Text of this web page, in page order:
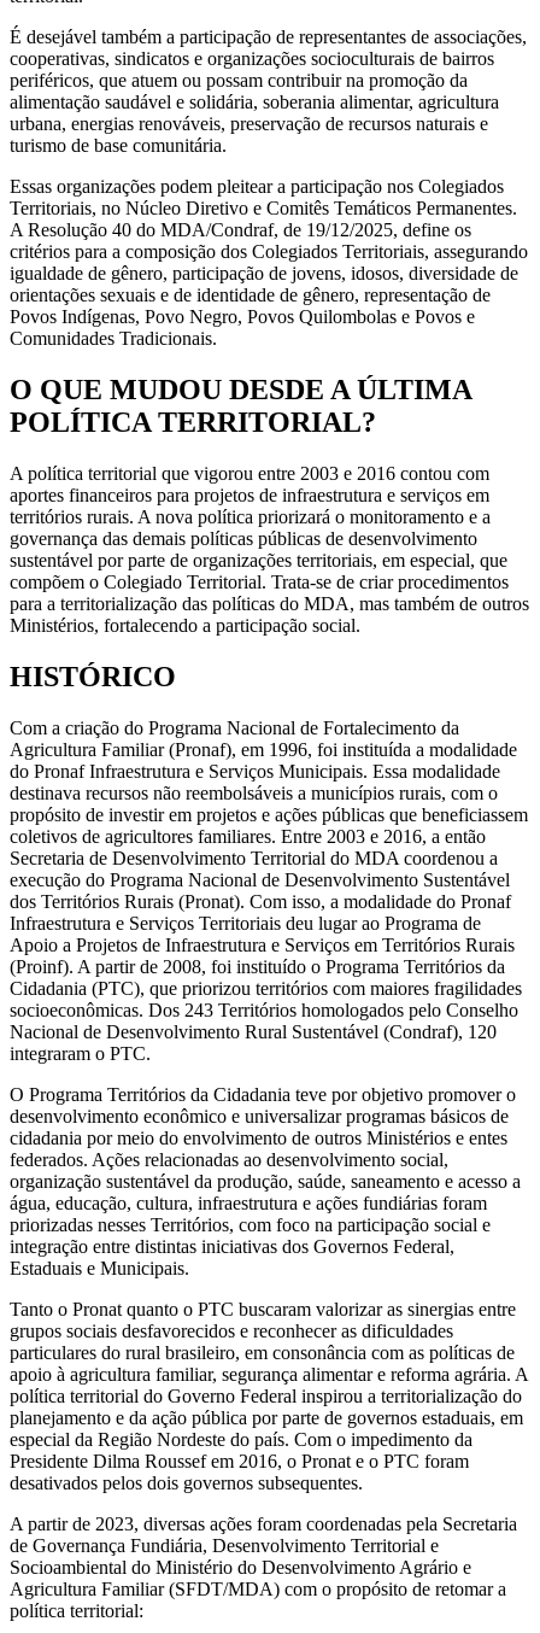
É desejável também a participação de representantes de associações,
cooperativas, sindicatos e organizações socioculturais de bairros
periféricos, que atuem ou possam contribuir na promoção da
alimentação saudável e solidária, soberania alimentar, agricultura
urbana, energias renováveis, preservação de recursos naturais e
turismo de base comunitária.
Essas organizações podem pleitear a participação nos Colegiados
Territoriais, no Núcleo Diretivo e Comitês Temáticos Permanentes.
A Resolução 40 do MDA/Condraf, de 19/12/2025, define os
critérios para a composição dos Colegiados Territoriais, assegurando
igualdade de gênero, participação de jovens, idosos, diversidade de
orientações sexuais e de identidade de gênero, representação de
Povos Indígenas, Povo Negro, Povos Quilombolas e Povos e
Comunidades Tradicionais.
O QUE MUDOU DESDE A ÚLTIMA
POLÍTICA TERRITORIAL?
A política territorial que vigorou entre 2003 e 2016 contou com
aportes financeiros para projetos de infraestrutura e serviços em
territórios rurais. A nova política priorizará o monitoramento e a
governança das demais políticas públicas de desenvolvimento
sustentável por parte de organizações territoriais, em especial, que
compõem o Colegiado Territorial. Trata-se de criar procedimentos
para a territorialização das políticas do MDA, mas também de outros
Ministérios, fortalecendo a participação social.
HISTÓRICO
Com a criação do Programa Nacional de Fortalecimento da
Agricultura Familiar (Pronaf), em 1996, foi instituída a modalidade
do Pronaf Infraestrutura e Serviços Municipais. Essa modalidade
destinava recursos não reembolsáveis a municípios rurais, com o
propósito de investir em projetos e ações públicas que beneficiassem
coletivos de agricultores familiares. Entre 2003 e 2016, a então
Secretaria de Desenvolvimento Territorial do MDA coordenou a
execução do Programa Nacional de Desenvolvimento Sustentável
dos Territórios Rurais (Pronat). Com isso, a modalidade do Pronaf
Infraestrutura e Serviços Territoriais deu lugar ao Programa de
Apoio a Projetos de Infraestrutura e Serviços em Territórios Rurais
(Proinf). A partir de 2008, foi instituído o Programa Territórios da
Cidadania (PTC), que priorizou territórios com maiores fragilidades
socioeconômicas. Dos 243 Territórios homologados pelo Conselho
Nacional de Desenvolvimento Rural Sustentável (Condraf), 120
integraram o PTC.
O Programa Territórios da Cidadania teve por objetivo promover o
desenvolvimento econômico e universalizar programas básicos de
cidadania por meio do envolvimento de outros Ministérios e entes
federados. Ações relacionadas ao desenvolvimento social,
organização sustentável da produção, saúde, saneamento e acesso a
água, educação, cultura, infraestrutura e ações fundiárias foram
priorizadas nesses Territórios, com foco na participação social e
integração entre distintas iniciativas dos Governos Federal,
Estaduais e Municipais.
Tanto o Pronat quanto o PTC buscaram valorizar as sinergias entre
grupos sociais desfavorecidos e reconhecer as dificuldades
particulares do rural brasileiro, em consonância com as políticas de
apoio à agricultura familiar, segurança alimentar e reforma agrária. A
política territorial do Governo Federal inspirou a territorialização do
planejamento e da ação pública por parte de governos estaduais, em
especial da Região Nordeste do país. Com o impedimento da
Presidente Dilma Roussef em 2016, o Pronat e o PTC foram
desativados pelos dois governos subsequentes.
A partir de 2023, diversas ações foram coordenadas pela Secretaria
de Governança Fundiária, Desenvolvimento Territorial e
Socioambiental do Ministério do Desenvolvimento Agrário e
Agricultura Familiar (SFDT/MDA) com o propósito de retomar a
política territorial: